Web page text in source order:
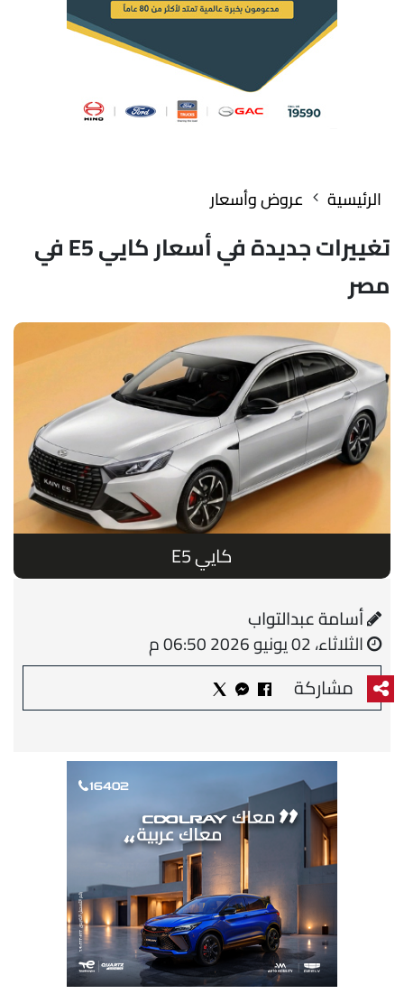
الرئيسية عروض وأسعار
تغييرات جديدة في أسعار كايي E5 في
مصر
كايي E5
أسامة عبدالتواب
الثلاثاء، 02 يونيو 2026 06:50 م
مشاركة